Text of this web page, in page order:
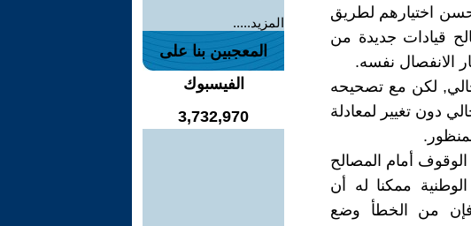
حسن اختيارهم لطريق
قيادات جديدة من
الانفصال نفسه.
لكن مع تصحيحه
دون تغيير لمعادلة
الوقوف أمام المصالح
ممكنا له أن
من الخطأ وضع
المزيد.....
المعجبين بنا على
الفيسبوك
3,732,970